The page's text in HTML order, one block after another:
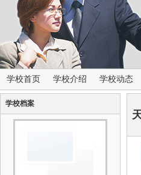
学校首页 学校介绍 学校动态
学校档案